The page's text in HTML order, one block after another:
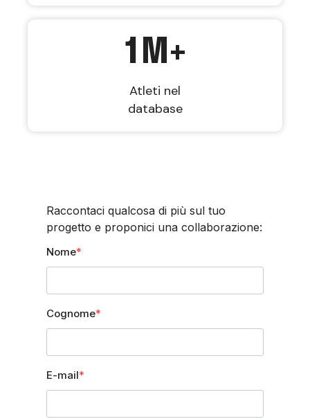
1M+
Atleti nel
database
Raccontaci qualcosa di più sul tuo
progetto e proponici una collaborazione:
Nome
Cognome
E-mail